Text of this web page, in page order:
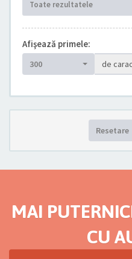
Toate rezultatele
Afişează primele:
300 de
Resetare
MAI
CU